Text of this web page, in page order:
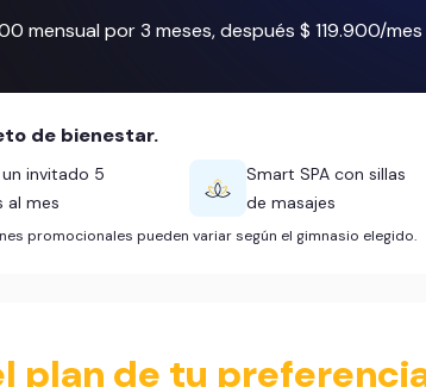
mensual por 3 meses, después $ 119.900/mes
de bienestar.
un invitado 5
al mes
Smart SPA con sillas
de masajes
promocionales pueden variar según el gimnasio elegido.
plan de tu